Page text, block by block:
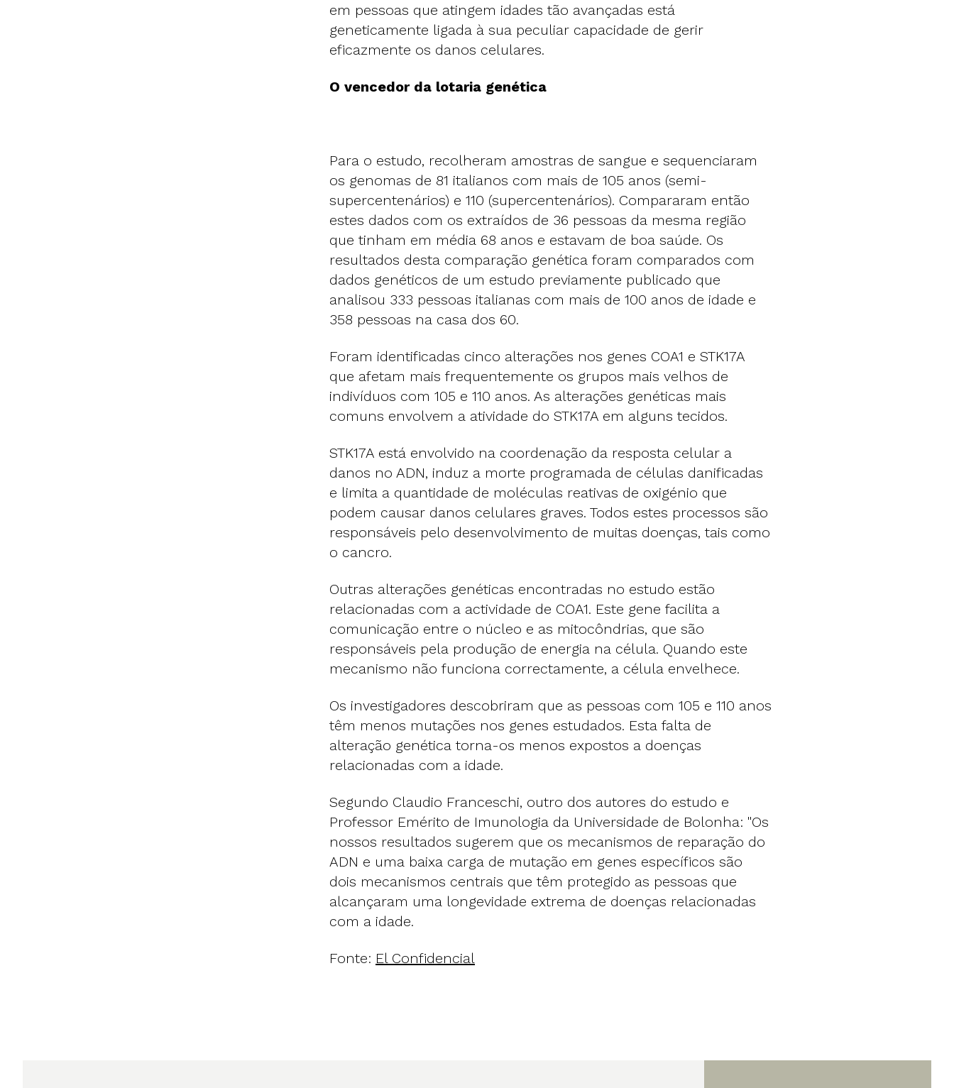
em pessoas que atingem idades tão avançadas está
geneticamente ligada à sua peculiar capacidade de gerir
eficazmente os danos celulares.
O vencedor da lotaria genética
Para o estudo, recolheram amostras de sangue e sequenciaram
os genomas de 81 italianos com mais de 105 anos (semi-
supercentenários) e 110 (supercentenários). Compararam então
estes dados com os extraídos de 36 pessoas da mesma região
que tinham em média 68 anos e estavam de boa saúde. Os
resultados desta comparação genética foram comparados com
dados genéticos de um estudo previamente publicado que
analisou 333 pessoas italianas com mais de 100 anos de idade e
358 pessoas na casa dos 60.
Foram identificadas cinco alterações nos genes COA1 e STK17A
que afetam mais frequentemente os grupos mais velhos de
indivíduos com 105 e 110 anos. As alterações genéticas mais
comuns envolvem a atividade do STK17A em alguns tecidos.
STK17A está envolvido na coordenação da resposta celular a
danos no ADN, induz a morte programada de células danificadas
e limita a quantidade de moléculas reativas de oxigénio que
podem causar danos celulares graves. Todos estes processos são
responsáveis pelo desenvolvimento de muitas doenças, tais como
o cancro.
Outras alterações genéticas encontradas no estudo estão
relacionadas com a actividade de COA1. Este gene facilita a
comunicação entre o núcleo e as mitocôndrias, que são
responsáveis pela produção de energia na célula. Quando este
mecanismo não funciona correctamente, a célula envelhece.
Os investigadores descobriram que as pessoas com 105 e 110 anos
têm menos mutações nos genes estudados. Esta falta de
alteração genética torna-os menos expostos a doenças
relacionadas com a idade.
Segundo Claudio Franceschi, outro dos autores do estudo e
Professor Emérito de Imunologia da Universidade de Bolonha: "Os
nossos resultados sugerem que os mecanismos de reparação do
ADN e uma baixa carga de mutação em genes específicos são
dois mecanismos centrais que têm protegido as pessoas que
alcançaram uma longevidade extrema de doenças relacionadas
com a idade.
Fonte: El Confidencial